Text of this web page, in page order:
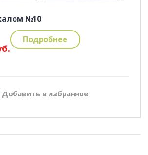
№10
Подробнее
Добавить в избранное